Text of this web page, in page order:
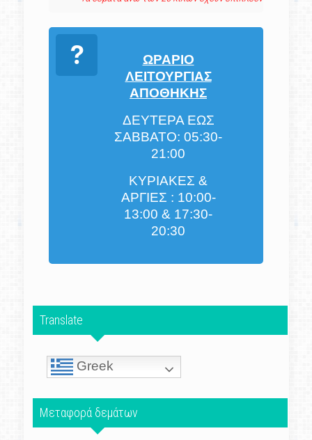
ΩΡΑΡΙΟ
ΛΕΙΤΟΥΡΓΙΑΣ
ΑΠΟΘΗΚΗΣ
ΔΕΥΤΕΡΑ ΕΩΣ
ΣΑΒΒΑΤΟ: 05:30-
21:00
ΚΥΡΙΑΚΕΣ &
ΑΡΓΙΕΣ : 10:00-
13:00 & 17:30-
20:30
Translate
Greek
Μεταφορά δεμάτων